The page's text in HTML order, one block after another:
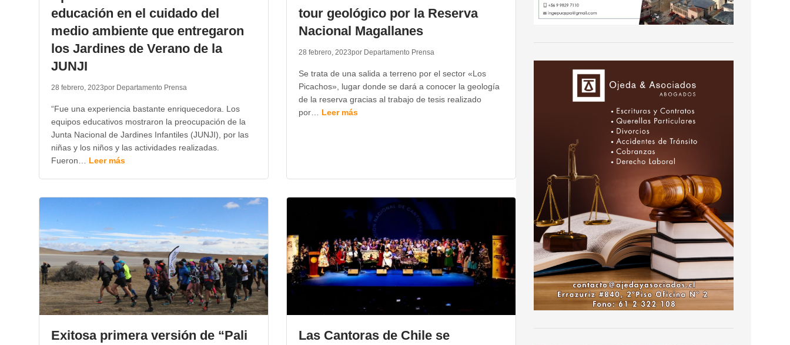
educación en el cuidado del
medio ambiente que entregaron
los Jardines de Verano de la
JUNJI
28 febrero, 2023por Departamento Prensa
“Fue una experiencia bastante enriquecedora. Los
equipos educativos mostraron la preocupación de la
Junta Nacional de Jardines Infantiles (JUNJI), por las
niñas y los niños y las actividades realizadas.
Fueron… Leer más
tour geológico por la Reserva
Nacional Magallanes
28 febrero, 2023por Departamento Prensa
Se trata de una salida a terreno por el sector «Los
Picachos», lugar donde se dará a conocer la geología
de la reserva gracias al trabajo de tesis realizado
por… Leer más
Exitosa primera versión de “Pali
Las Cantoras de Chile se